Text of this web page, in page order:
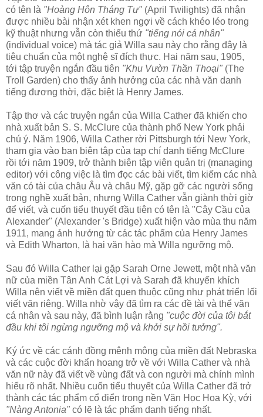
có tên là "Hoàng Hôn Tháng Tư" (April Twilights) đã nhận
được nhiều bài nhận xét khen ngợi về cách khéo léo trong
kỹ thuật nhưng vẫn còn thiếu thứ "tiếng nói cá nhân"
(individual voice) mà tác giả Willa sau này cho rằng đây là
tiêu chuẩn của một nghệ sĩ đích thực. Hai năm sau, 1905,
tới tập truyện ngắn đầu tiên "Khu Vườn Thần Thoại" (The
Troll Garden) cho thấy ảnh hưởng của các nhà văn danh
tiếng đương thời, đặc biệt là Henry James.
Tập thơ và các truyện ngắn của Willa Cather đã khiến cho
nhà xuất bản S. S. McClure của thành phố New York phải
chú ý. Năm 1906, Willa Cather rời Pittsburgh tới New York,
tham gia vào ban biên tập của tạp chí danh tiếng McClure
rồi tới năm 1909, trở thành biên tập viên quản trị (managing
editor) với công việc là tìm đọc các bài viết, tìm kiếm các nhà
văn có tài của châu Âu và châu Mỹ, gặp gỡ các người sống
trong nghề xuất bản, nhưng Willa Cather vẫn giành thời giờ
để viết, và cuốn tiểu thuyết đầu tiên có tên là "Cây Cầu của
Alexander" (Alexander 's Bridge) xuất hiện vào mùa thu năm
1911, mang ảnh hưởng từ các tác phẩm của Henry James
và Edith Wharton, là hai văn hào mà Willa ngưỡng mộ.
Sau đó Willa Cather lại gặp Sarah Orne Jewett, một nhà văn
nữ của miền Tân Anh Cát Lợi và Sarah đã khuyến khích
Willa nên viết về miền đất quen thuộc cũng như phát triển lối
viết văn riêng. Willa nhờ vậy đã tìm ra các đề tài và thể văn
cá nhân và sau này, đã bình luận rằng "cuộc đời của tôi bắt
đầu khi tôi ngừng ngưỡng mộ và khởi sự hồi tưởng".
Ký ức về các cánh đồng mênh mông của miền đất Nebraska
và các cuộc đời khẩn hoang trở về với Willa Cather và nhà
văn nữ này đã viết về vùng đất và con người mà chính mình
hiểu rõ nhất. Nhiều cuốn tiểu thuyết của Willa Cather đã trở
thành các tác phẩm cổ điển trong nền Văn Học Hoa Kỳ, với
"Nàng Antonia" có lẽ là tác phẩm danh tiếng nhất.